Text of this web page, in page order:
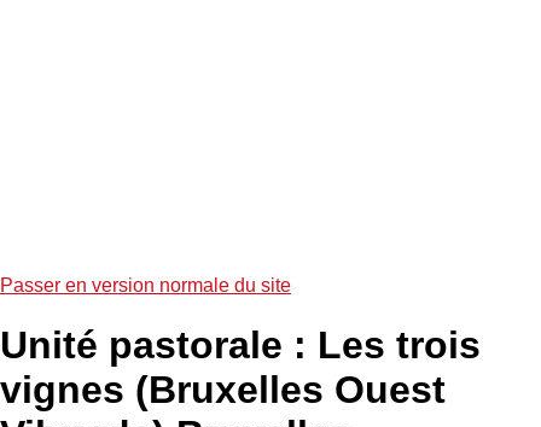
Passer en version normale du site
Unité pastorale : Les trois
vignes (Bruxelles Ouest